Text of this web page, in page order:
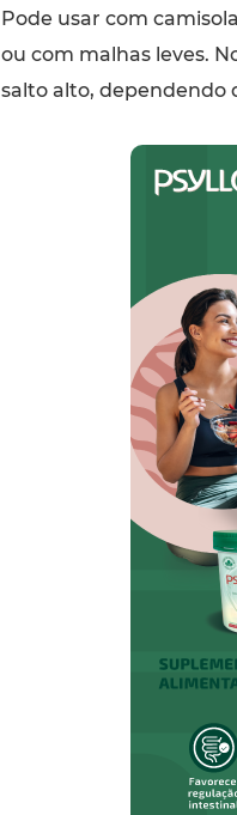
Pode usar com
ou com malhas leves.
salto alto, dependendo